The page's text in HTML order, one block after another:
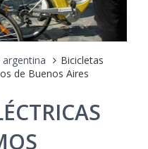
Bicicletas
de Buenos Aires